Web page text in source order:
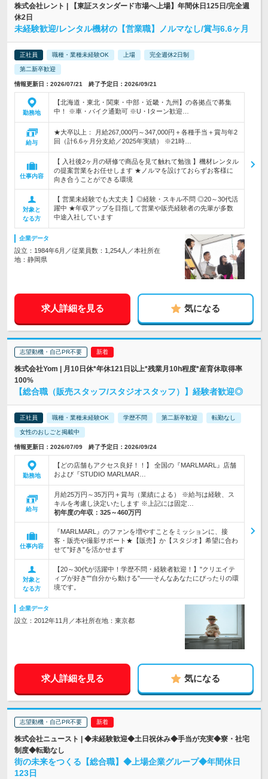
株式会社レント | 【東証スタンダード市場へ上場】年間休日125日/完全週
休2日
未経験歓迎/レンタル機材の【営業職】ノルマなし/賞与6.6ヶ月
正社員 職種・業種未経験OK 上場 完全週休2日制
第二新卒歓迎
情報更新日：2026/07/21 終了予定日：2026/09/21
勤務地
【北海道・東北・関東・中部・近畿・九州】の各拠点で募集
中！ ※車・バイク通勤可 ※U・Iターン歓迎…
給与
★大卒以上： 月給267,000円～347,000円＋各種手当＋賞与年2
回（計6.6ヶ月分支給／2025年実績） ※21時…
仕事内容
【 入社後2ヶ月の研修で商品を見て触れて勉強 】機材レンタル
の提案営業をお任せします ★ノルマを設けておらずお客様に
向き合うことができる環境
対象と
なる方
【 営業未経験でも大丈夫 】◎経験・スキル不問 ◎20～30代活
躍中 ★年収アップを目指して営業や販売経験者の先輩が多数
中途入社しています
企業データ
設立：1984年6月／従業員数：1,254人／本社所在
地：静岡県
求人詳細を見る 気になる
志望動機・自己PR不要
株式会社Yom | 月10日休*年休121日以上*残業月10h程度*産育休取得率
100%
【総合職（販売スタッフ/スタジオスタッフ）】経験者歓迎◎
正社員 職種・業種未経験OK 学歴不問 第二新卒歓迎 転勤なし
女性のおしごと掲載中
情報更新日：2026/07/09 終了予定日：2026/09/24
勤務地
【どの店舗もアクセス良好！！】 全国の『MARLMARL』店舗
および『STUDIO MARLMAR…
給与
月給25万円～35万円＋賞与（業績による） ※給与は経験、ス
キルを考慮し決定いたします ※上記には固定…
初年度の年収： 325～460万円
仕事内容
『MARLMARL』のファンを増やすことをミッションに、接
客・販売や撮影サポート★【販売】か【スタジオ】希望に合わ
せて"好き"を活かせます
対象と
なる方
【20～30代が活躍中！学歴不問・経験者歓迎！】"クリエイテ
ィブが好き""自分から動ける"――そんなあなたにぴったりの環
境です。
企業データ
設立：2012年11月／本社所在地：東京都
求人詳細を見る 気になる
志望動機・自己PR不要
株式会社ニュースト | ◆未経験歓迎◆土日祝休み◆手当が充実◆寮・社宅
制度◆転勤なし
街の未来をつくる【総合職】◆上場企業グループ◆年間休日
123日